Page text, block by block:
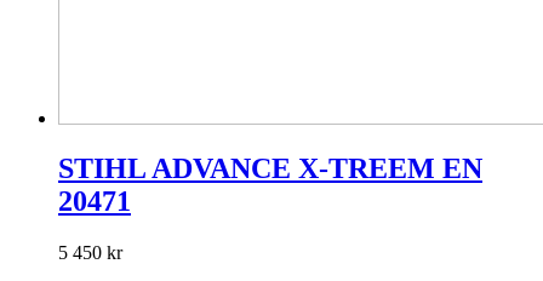
STIHL ADVANCE X-TREEM EN
20471
5 450 kr